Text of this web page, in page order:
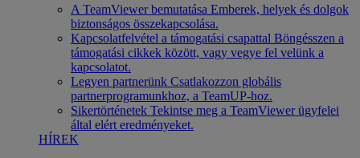
A TeamViewer bemutatása Emberek, helyek és dolgok
biztonságos összekapcsolása.
Kapcsolatfelvétel a támogatási csapattal Böngésszen a
támogatási cikkek között, vagy vegye fel velünk a
kapcsolatot.
Legyen partnerünk Csatlakozzon globális
partnerprogramunkhoz, a TeamUP-hoz.
Sikertörténetek Tekintse meg a TeamViewer ügyfelei
által elért eredményeket.
HÍREK